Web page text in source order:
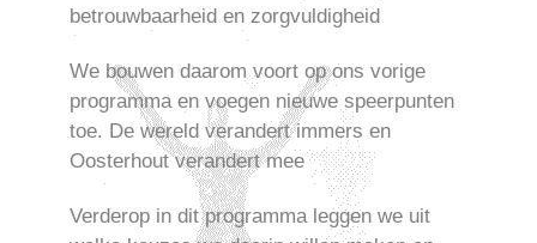
betrouwbaarheid en zorgvuldigheid
We bouwen daarom voort op ons vorige
programma en voegen nieuwe speerpunten
toe. De wereld verandert immers en
Oosterhout verandert mee
Verderop in dit programma leggen we uit